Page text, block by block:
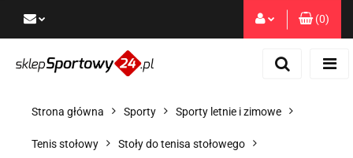
Dodaj zgłoszenie
(0)
Strona główna Sporty Sporty letnie i zimowe
Tenis stołowy Stoły do tenisa stołowego